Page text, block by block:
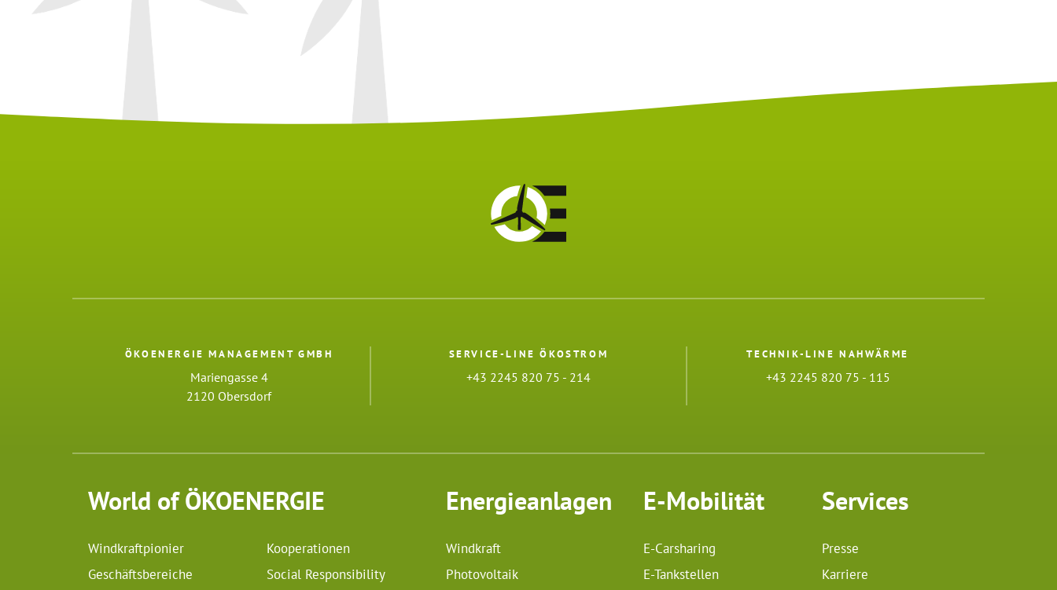
ÖKOENERGIE MANAGEMENT GMBH
Mariengasse 4
2120 Obersdorf
SERVICE-LINE ÖKOSTROM
+43 2245 820 75 - 214
TECHNIK-LINE NAHWÄRME
+43 2245 820 75 - 115
World of ÖKOENERGIE
Windkraftpionier
Geschäftsbereiche
Kooperationen
Social Responsibility
Energieanlagen
Windkraft
Photovoltaik
E-Mobilität
E-Carsharing
E-Tankstellen
Services
Presse
Karriere